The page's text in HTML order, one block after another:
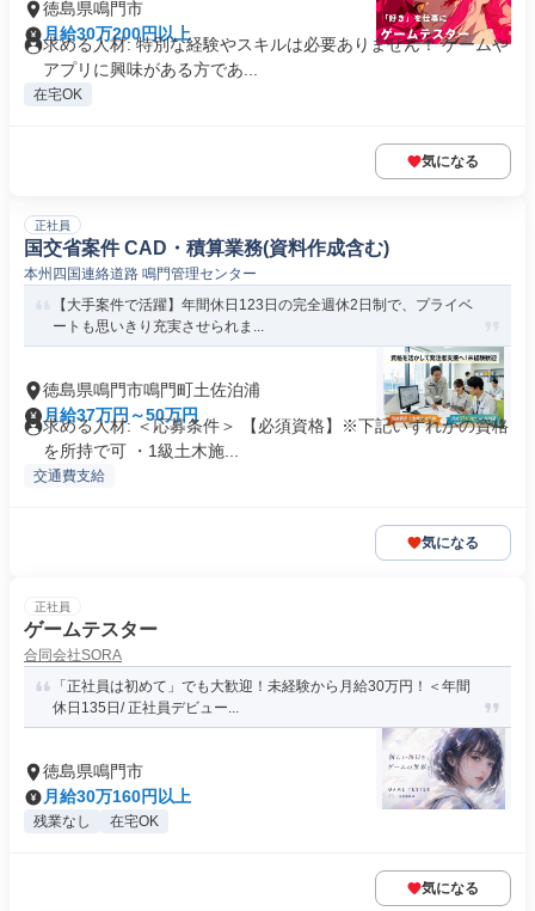
徳島県鳴門市
月給30万200円以上
求める人材: 特別な経験やスキルは必要ありません！ ゲームや
アプリに興味がある方であ...
在宅OK
気になる
正社員
国交省案件 CAD・積算業務(資料作成含む)
本州四国連絡道路 鳴門管理センター
【大手案件で活躍】年間休日123日の完全週休2日制で、プライベ
ートも思いきり充実させられま...
徳島県鳴門市鳴門町土佐泊浦
月給37万円～50万円
求める人材: ＜応募条件＞ 【必須資格】※下記いずれかの資格
を所持で可 ・1級土木施...
交通費支給
気になる
正社員
ゲームテスター
合同会社SORA
「正社員は初めて」でも大歓迎！未経験から月給30万円！＜年間
休日135日/ 正社員デビュー...
徳島県鳴門市
月給30万160円以上
残業なし 在宅OK
気になる